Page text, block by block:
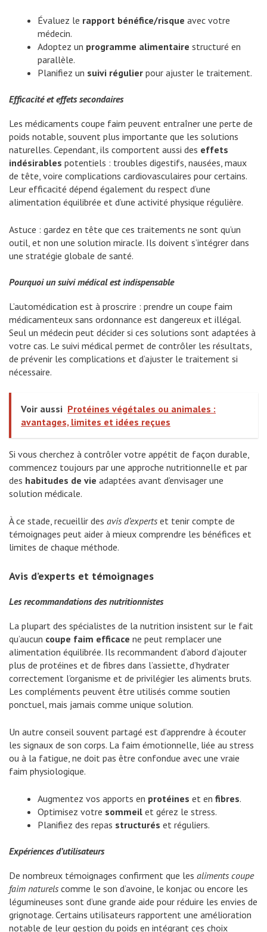
Évaluez le rapport bénéfice/risque avec votre
médecin.
Adoptez un programme alimentaire structuré en
parallèle.
Planifiez un suivi régulier pour ajuster le traitement.
Efficacité et effets secondaires
Les médicaments coupe faim peuvent entraîner une perte de
poids notable, souvent plus importante que les solutions
naturelles. Cependant, ils comportent aussi des effets
indésirables potentiels : troubles digestifs, nausées, maux
de tête, voire complications cardiovasculaires pour certains.
Leur efficacité dépend également du respect d’une
alimentation équilibrée et d’une activité physique régulière.
Astuce : gardez en tête que ces traitements ne sont qu’un
outil, et non une solution miracle. Ils doivent s’intégrer dans
une stratégie globale de santé.
Pourquoi un suivi médical est indispensable
L’automédication est à proscrire : prendre un coupe faim
médicamenteux sans ordonnance est dangereux et illégal.
Seul un médecin peut décider si ces solutions sont adaptées à
votre cas. Le suivi médical permet de contrôler les résultats,
de prévenir les complications et d’ajuster le traitement si
nécessaire.
Voir aussi Protéines végétales ou animales :
avantages, limites et idées reçues
Si vous cherchez à contrôler votre appétit de façon durable,
commencez toujours par une approche nutritionnelle et par
des habitudes de vie adaptées avant d’envisager une
solution médicale.
À ce stade, recueillir des avis d’experts et tenir compte de
témoignages peut aider à mieux comprendre les bénéfices et
limites de chaque méthode.
Avis d’experts et témoignages
Les recommandations des nutritionnistes
La plupart des spécialistes de la nutrition insistent sur le fait
qu’aucun coupe faim efficace ne peut remplacer une
alimentation équilibrée. Ils recommandent d’abord d’ajouter
plus de protéines et de fibres dans l’assiette, d’hydrater
correctement l’organisme et de privilégier les aliments bruts.
Les compléments peuvent être utilisés comme soutien
ponctuel, mais jamais comme unique solution.
Un autre conseil souvent partagé est d’apprendre à écouter
les signaux de son corps. La faim émotionnelle, liée au stress
ou à la fatigue, ne doit pas être confondue avec une vraie
faim physiologique.
Augmentez vos apports en protéines et en fibres.
Optimisez votre sommeil et gérez le stress.
Planifiez des repas structurés et réguliers.
Expériences d’utilisateurs
De nombreux témoignages confirment que les aliments coupe
faim naturels comme le son d’avoine, le konjac ou encore les
légumineuses sont d’une grande aide pour réduire les envies de
grignotage. Certains utilisateurs rapportent une amélioration
notable de leur gestion du poids en intégrant ces choix